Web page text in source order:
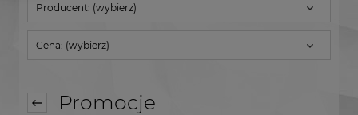
Producent: (wybierz)
Cena: (wybierz)
Promocje